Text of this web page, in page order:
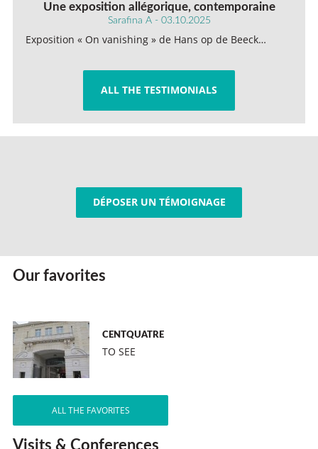
Une exposition allégorique, contemporaine
Sarafina A - 03.10.2025
Exposition « On vanishing » de Hans op de Beeck…
ALL THE TESTIMONIALS
DÉPOSER UN TÉMOIGNAGE
Our favorites
CENTQUATRE
TO SEE
ALL THE FAVORITES
Visits & Conferences